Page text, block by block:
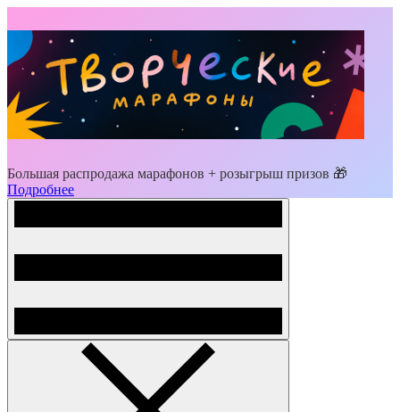
Большая распродажа марафонов + розыгрыш призов 🎁
Подробнее